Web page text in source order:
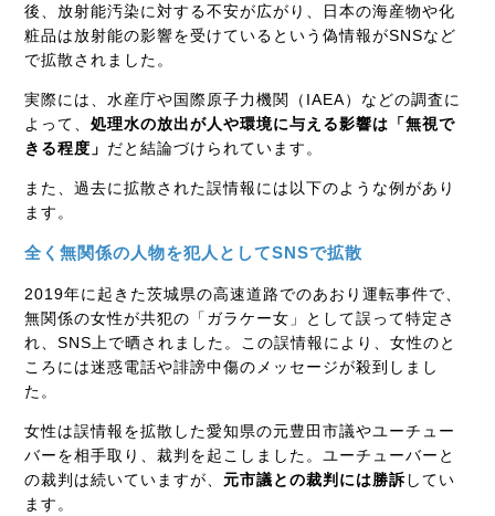
後、放射能汚染に対する不安が広がり、日本の海産物や化
粧品は放射能の影響を受けているという偽情報がSNSなど
で拡散されました。
実際には、水産庁や国際原子力機関（IAEA）などの調査に
よって、処理水の放出が人や環境に与える影響は「無視で
きる程度」 だと結論づけられています。
また、過去に拡散された誤情報には以下のような例があり
ます。
全く無関係の人物を犯人としてSNSで拡散
2019年に起きた茨城県の高速道路でのあおり運転事件で、
無関係の女性が共犯の「ガラケー女」として誤って特定さ
れ、SNS上で晒されました。この誤情報により、女性のと
ころには迷惑電話や誹謗中傷のメッセージが殺到しまし
た。
女性は誤情報を拡散した愛知県の元豊田市議やユーチュー
バーを相手取り、裁判を起こしました。ユーチューバーと
の裁判は続いていますが、 元市議との裁判には勝訴してい
ます。